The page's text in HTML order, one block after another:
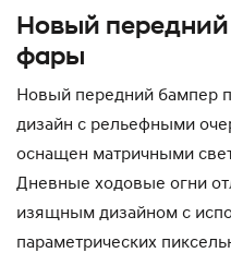
Новый
фары
Новый передний бампер
дизайн с рельефными
оснащен матричными
Дневные ходовые огни
изящным дизайном с
параметрических